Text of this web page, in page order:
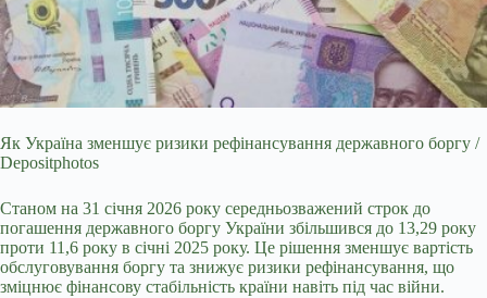
Як Україна зменшує ризики рефінансування державного боргу /
Depositphotos
Станом на 31 січня 2026 року середньозважений строк до
погашення державного боргу України збільшився до 13,29 року
проти 11,6 року в січні 2025 року. Це рішення зменшує вартість
обслуговування боргу та знижує ризики рефінансування, що
зміцнює фінансову стабільність країни навіть під час війни.